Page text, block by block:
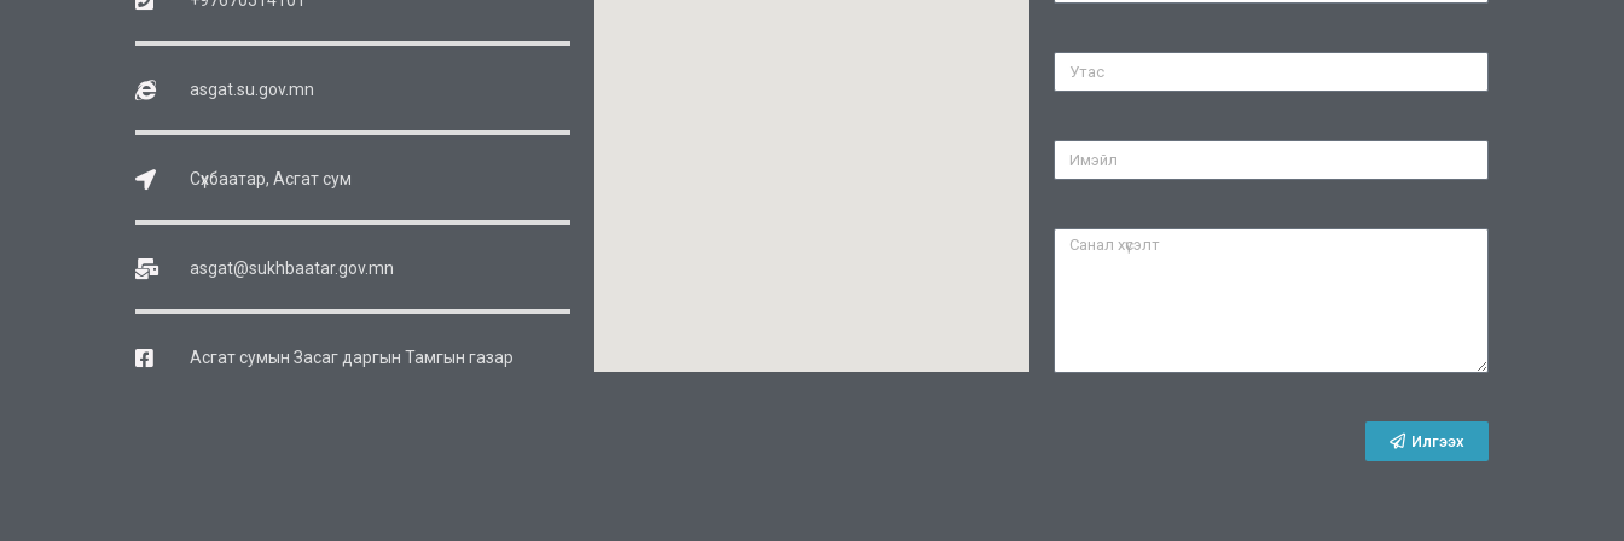
asgat.su.gov.mn
Сүхбаатар, Асгат сум
asgat@sukhbaatar.gov.mn
Асгат сумын Засаг даргын Тамгын газар
Илгээх